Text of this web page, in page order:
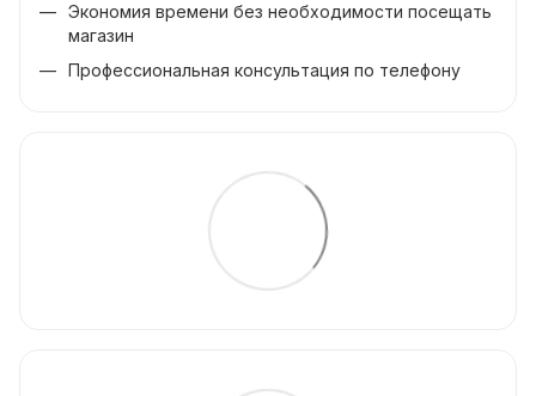
Экономия времени без необходимости посещать
магазин
Профессиональная консультация по телефону